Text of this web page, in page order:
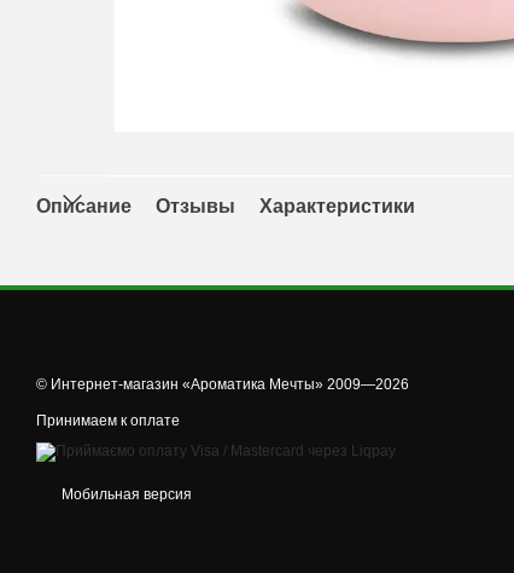
Описание Отзывы Характеристики
© Интернет-магазин «Ароматика Мечты» 2009—2026
Принимаем к оплате
Мобильная версия